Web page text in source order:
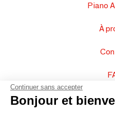
Piano
À
Vendez
Continuer sans accepter
Bonjour et